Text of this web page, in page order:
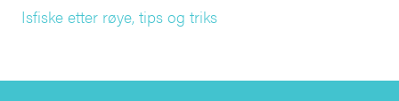
Isfiske etter røye, tips og triks